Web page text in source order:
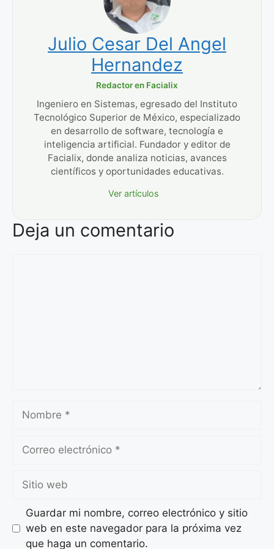
Julio Cesar Del Angel
Hernandez
Redactor en Facialix
Ingeniero en Sistemas, egresado del Instituto
Tecnológico Superior de México, especializado
en desarrollo de software, tecnología e
inteligencia artificial. Fundador y editor de
Facialix, donde analiza noticias, avances
científicos y oportunidades educativas.
Ver artículos
Deja un comentario
Nombre
Correo
Sitio
web
Guardar mi nombre, correo electrónico y sitio
web en este navegador para la próxima vez
que haga un comentario.